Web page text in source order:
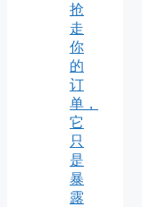
抢
走
你
的
订
单，
它
只
是
暴
露